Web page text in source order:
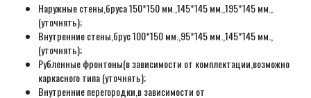
Наружные стены,бруса 150*150 мм.,145*145 мм.,195*145 мм.,
(уточнять);
Внутренние стены,брус 100*150 мм.,95*145 мм.,145*145 мм.,
(уточнять);
Рубленные фронтоны(в зависимости от комплектации,возможно
каркасного типа (уточнять);
Внутренние перегородки,в зависимости от